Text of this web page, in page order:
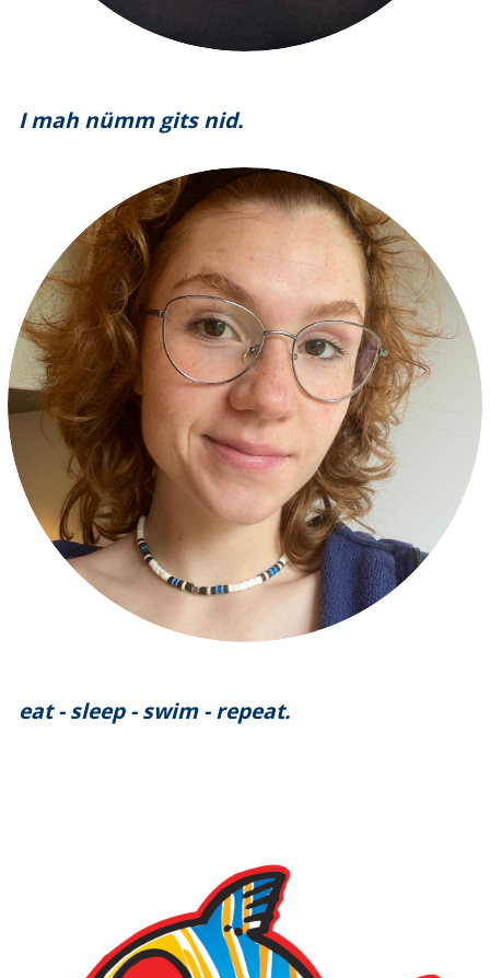
I mah nümm gits nid.
eat - sleep - swim - repeat.